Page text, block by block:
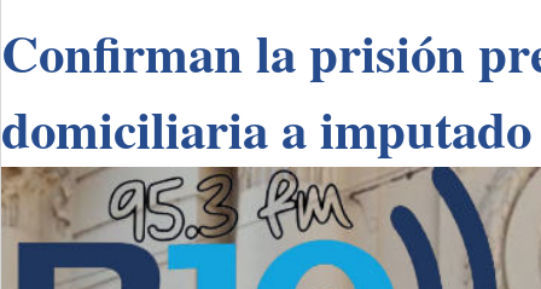
Confirman la prisión
domiciliaria a